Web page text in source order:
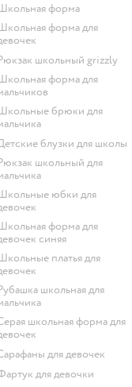
Школьная форма
форма для
Рюкзак школьный grizzly
форма для
брюки для
Детские блузки для школы
для
юбки для
форма для
синяя
платья для
для
для
Сарафаны для девочек
Фартук для девочки